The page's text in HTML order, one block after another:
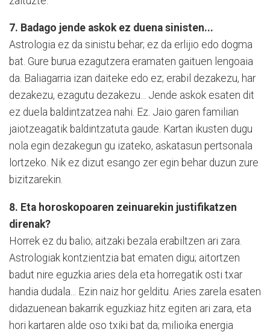
7. Badago jende askok ez duena sinisten...
Astrologia ez da sinistu behar; ez da erlijio edo dogma
bat. Gure burua ezagutzera eramaten gaituen lengoaia
da. Baliagarria izan daiteke edo ez; erabil dezakezu, har
dezakezu, ezagutu dezakezu... Jende askok esaten dit
ez duela baldintzatzea nahi. Ez. Jaio garen familian
jaiotzeagatik baldintzatuta gaude. Kartan ikusten dugu
nola egin dezakegun gu izateko, askatasun pertsonala
lortzeko. Nik ez dizut esango zer egin behar duzun zure
bizitzarekin.
8. Eta horoskopoaren zeinuarekin justifikatzen
direnak?
Horrek ez du balio; aitzaki bezala erabiltzen ari zara.
Astrologiak kontzientzia bat ematen digu; aitortzen
badut nire eguzkia aries dela eta horregatik osti txar
handia dudala... Ezin naiz hor gelditu. Aries zarela esaten
didazuenean bakarrik eguzkiaz hitz egiten ari zara, eta
hori kartaren alde oso txiki bat da; milioika energia